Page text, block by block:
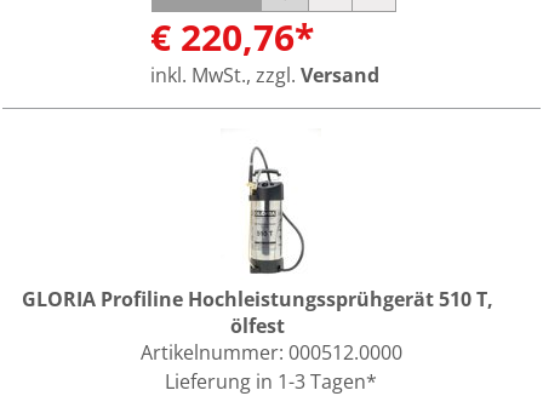
€ 220,76*
inkl. MwSt., zzgl. Versand
GLORIA Profiline Hochleistungssprühgerät 510 T,
ölfest
Artikelnummer: 000512.0000
Lieferung in 1-3 Tagen*